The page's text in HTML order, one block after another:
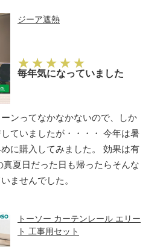
ジーア遮熱
毎年気になっていました
ンってなかなかないので、しか
ていましたが・・・・ 今年は暑
に購入してみました。 効果は有
真夏日だった日も帰ったらそんな
ませんでした。
トーソー カーテンレール エリー
ト 工事用セット